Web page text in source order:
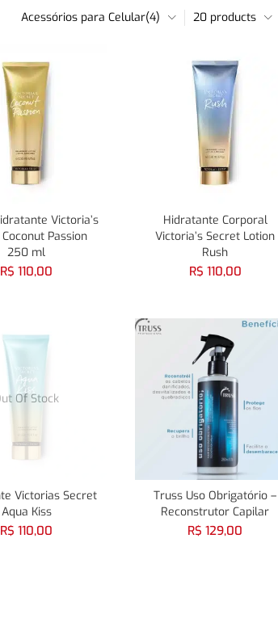
20 products
Acessórios para Celular(4)
Victoria’s
Passion
250 ml
R$ 110,00
Hidratante Corporal
Victoria’s Secret Lotion
Rush
R$ 110,00
Of Stock
Victorias Secret
Aqua Kiss
R$ 110,00
Truss Uso Obrigatório –
Reconstrutor Capilar
R$ 129,00